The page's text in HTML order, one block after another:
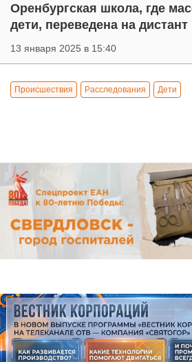
Оренбургская школа, где
дети, переведена на дистант
13 января 2025 в 15:40
Происшествия Расследования Дети